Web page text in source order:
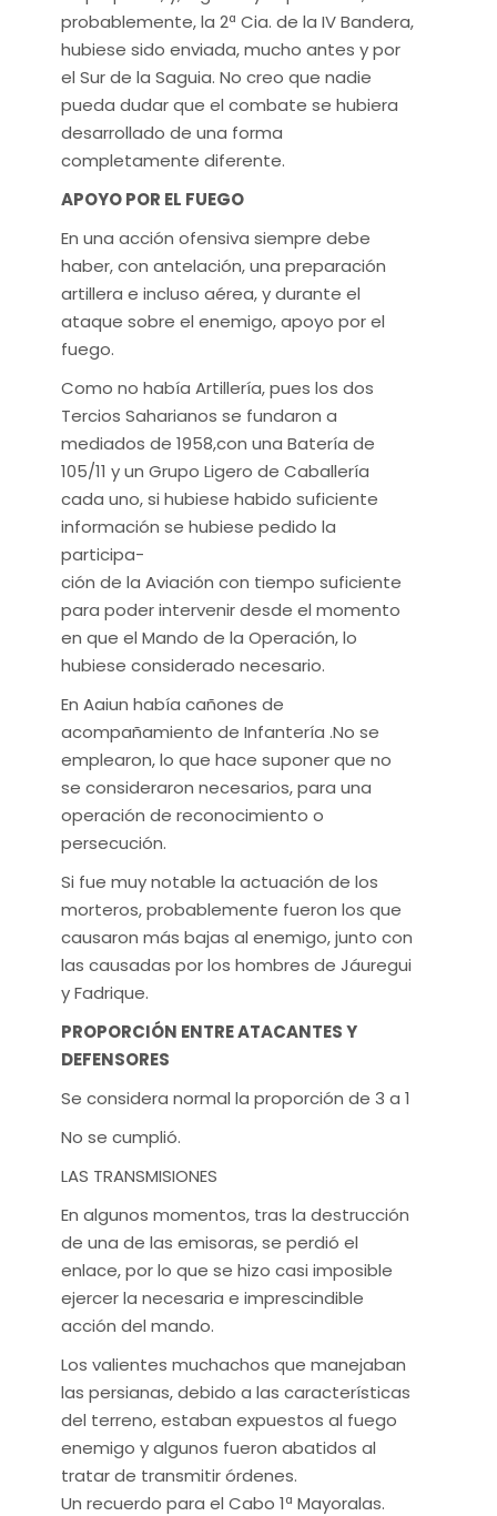
probablemente, la 2ª Cia. de la IV Bandera,
hubiese sido enviada, mucho antes y por
el Sur de la Saguia. No creo que nadie
pueda dudar que el combate se hubiera
desarrollado de una forma
completamente diferente.
APOYO POR EL FUEGO
En una acción ofensiva siempre debe
haber, con antelación, una preparación
artillera e incluso aérea, y durante el
ataque sobre el enemigo, apoyo por el
fuego.
Como no había Artillería, pues los dos
Tercios Saharianos se fundaron a
mediados de 1958,con una Batería de
105/11 y un Grupo Ligero de Caballería
cada uno, si hubiese habido suficiente
información se hubiese pedido la
participa-
ción de la Aviación con tiempo suficiente
para poder intervenir desde el momento
en que el Mando de la Operación, lo
hubiese considerado necesario.
En Aaiun había cañones de
acompañamiento de Infantería .No se
emplearon, lo que hace suponer que no
se consideraron necesarios, para una
operación de reconocimiento o
persecución.
Si fue muy notable la actuación de los
morteros, probablemente fueron los que
causaron más bajas al enemigo, junto con
las causadas por los hombres de Jáuregui
y Fadrique.
PROPORCIÓN ENTRE ATACANTES Y
DEFENSORES
Se considera normal la proporción de 3 a 1
No se cumplió.
LAS TRANSMISIONES
En algunos momentos, tras la destrucción
de una de las emisoras, se perdió el
enlace, por lo que se hizo casi imposible
ejercer la necesaria e imprescindible
acción del mando.
Los valientes muchachos que manejaban
las persianas, debido a las características
del terreno, estaban expuestos al fuego
enemigo y algunos fueron abatidos al
tratar de transmitir órdenes.
Un recuerdo para el Cabo 1ª Mayoralas.